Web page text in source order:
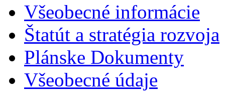
Všeobecné informácie
Štatút a stratégia rozvoja
Plánske Dokumenty
Všeobecné údaje